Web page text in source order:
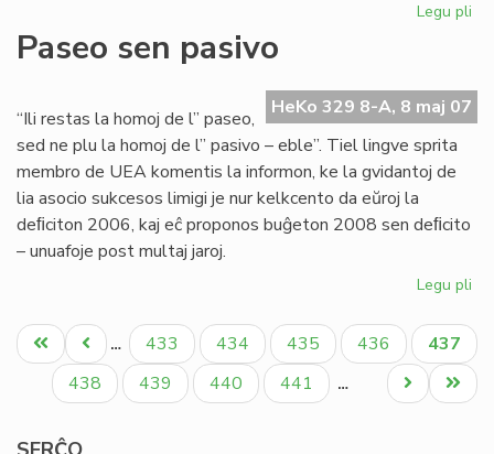
Legu pli
Paseo sen pasivo
HeKo 329 8-A, 8 maj 07
“Ili restas la homoj de l” paseo,
sed ne plu la homoj de l” pasivo – eble”. Tiel lingve sprita
membro de UEA komentis la informon, ke la gvidantoj de
lia asocio sukcesos limigi je nur kelkcento da eŭroj la
deﬁciton 2006, kaj eĉ proponos buĝeton 2008 sen deﬁcito
– unuafoje post multaj jaroj.
Legu pli
Pagination
Unua
paĝo
Antaŭa
paĝo
… Paĝo
433 Paĝo
434 Paĝo
435 Paĝo
436
Aktuala
paĝo
437
Paĝo
438 Paĝo
439 Paĝo
440 Paĝo
441 …
Last
page
Next
page